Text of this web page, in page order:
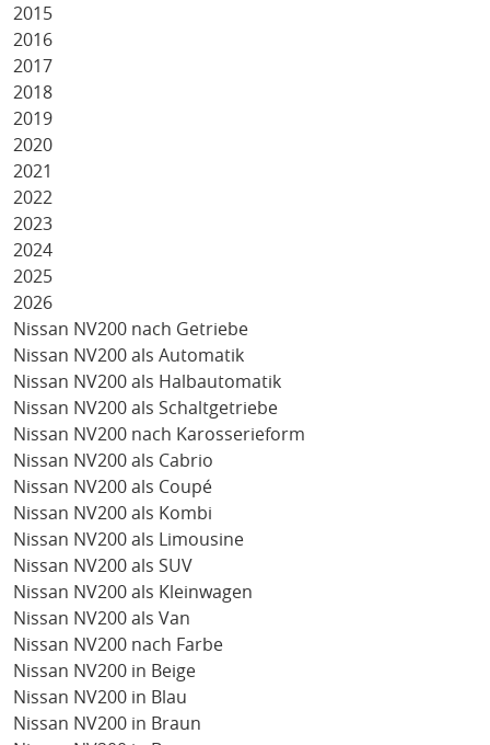
2015
2016
2017
2018
2019
2020
2021
2022
2023
2024
2025
2026
Nissan NV200 nach Getriebe
Nissan NV200 als Automatik
Nissan NV200 als Halbautomatik
Nissan NV200 als Schaltgetriebe
Nissan NV200 nach Karosserieform
Nissan NV200 als Cabrio
Nissan NV200 als Coupé
Nissan NV200 als Kombi
Nissan NV200 als Limousine
Nissan NV200 als SUV
Nissan NV200 als Kleinwagen
Nissan NV200 als Van
Nissan NV200 nach Farbe
Nissan NV200 in Beige
Nissan NV200 in Blau
Nissan NV200 in Braun